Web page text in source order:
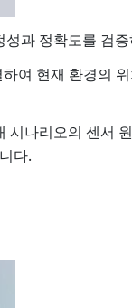
과 정확도를 검
여 현재 환경의
나리오의 센서
다.